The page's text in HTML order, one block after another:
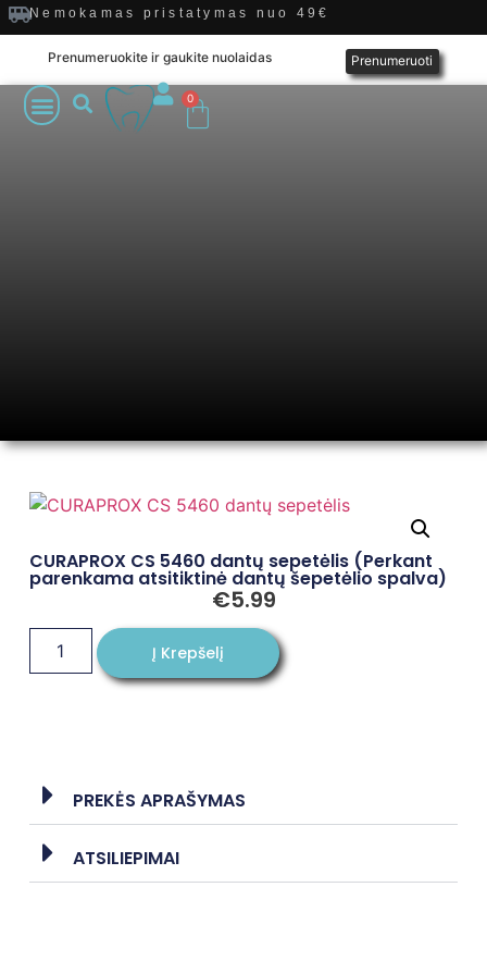
Nemokamas pristatymas nuo 49€
Prenumeruokite ir gaukite nuolaidas Prenumeruoti
0
CURAPROX CS 5460 dantų sepetėlis (Perkant
parenkama atsitiktinė dantų šepetėlio spalva)
€5.99
PREKĖS APRAŠYMAS
ATSILIEPIMAI
Į Krepšelį